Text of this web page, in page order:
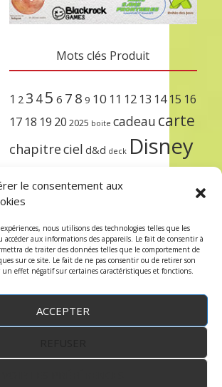
le consentement aux
nous utilisons des technologies telles que les
accéder aux informations des appareils. Le fait de consentir à
de traiter des données telles que le comportement de
sur ce site. Le fait de ne pas consentir ou de retirer son
effet négatif sur certaines caractéristiques et fonctions.
ACCEPTER
Mots clés Produit
1 2 3 45 6 7 8 9 10 11 12 13 14 15 16
17 18 19 20 2025 boite cadeau carte
chapitreciel d&d deck Disney
lorcana
protègeprécommandesetsleeve
terre trois unlockursula étincelant
© 2023 robindesjeux.com -Mentions